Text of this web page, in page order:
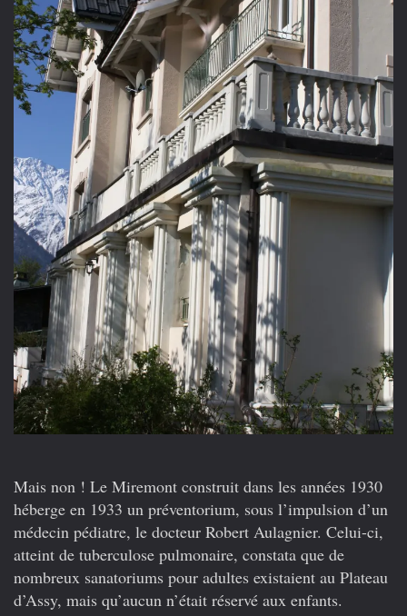
Mais non ! Le Miremont construit dans les années 1930
héberge en 1933 un préventorium, sous l’impulsion d’un
médecin pédiatre, le docteur Robert Aulagnier. Celui-ci,
atteint de tuberculose pulmonaire, constata que de
nombreux sanatoriums pour adultes existaient au Plateau
d’Assy, mais qu’aucun n’était réservé aux enfants.